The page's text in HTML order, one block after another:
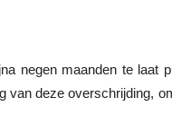
negen maanden te laat
van deze overschrijding,